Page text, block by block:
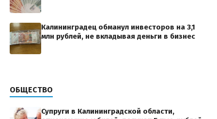
Калининградец обманул инвесторов на 3,1
млн рублей, не вкладывая деньги в бизнес
ОБЩЕСТВО
Супруги в Калининградской области,